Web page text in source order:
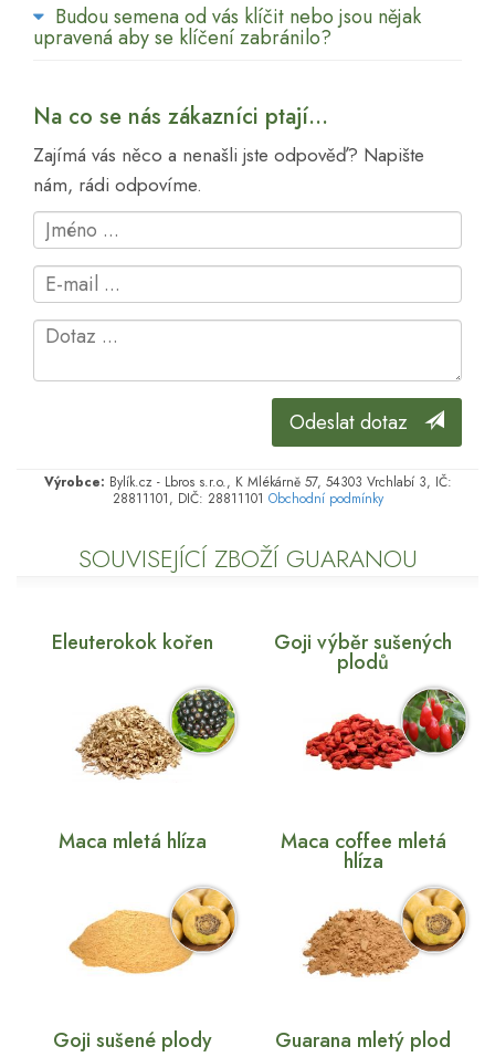
Budou semena od vás klíčit nebo jsou nějak
upravená aby se klíčení zabránilo?
Na co se nás zákazníci ptají...
Zajímá vás něco a nenašli jste odpověď? Napište
nám, rádi odpovíme.
Odeslat dotaz
Výrobce: Bylík.cz - Lbros s.r.o., K Mlékárně 57, 54303 Vrchlabí 3, IČ:
28811101, DIČ: 28811101 Obchodní podmínky
SOUVISEJÍCÍ ZBOŽÍ GUARANOU
Eleuterokok kořen Goji výběr sušených
plodů
Maca mletá hlíza Maca coffee mletá
hlíza
Goji sušené plody Guarana mletý plod